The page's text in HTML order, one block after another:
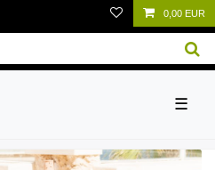
0,00 EUR
☰